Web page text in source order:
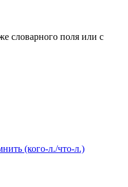
словарного поля или с
(кого-л./что-л.)